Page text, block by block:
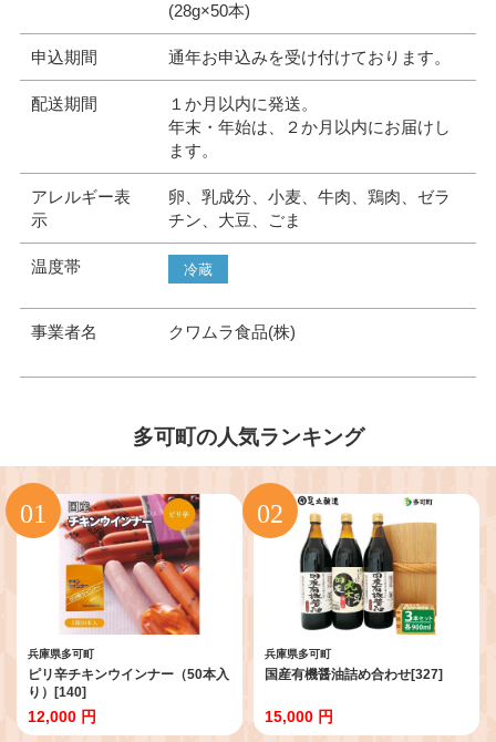
(28g×50本)
申込期間 通年お申込みを受け付けております。
配送期間
１か月以内に発送。
年末・年始は、２か月以内にお届けし
ます。
アレルギー表
示
卵、乳成分、小麦、牛肉、鶏肉、ゼラ
チン、大豆、ごま
温度帯 冷蔵
事業者名 クワムラ食品(株)
多可町の人気ランキング
兵庫県多可町
ピリ辛チキンウインナー（50本入
り）[140]
12,000 円
兵庫県多可町
国産有機醤油詰め合わせ[327]
15,000 円